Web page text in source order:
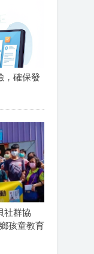
，確保發
社群協
孩童教育